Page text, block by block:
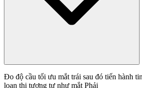
Đo độ cầu tối ưu mắt trái sau đó tiến hành
loạn thị tương tự như mắt Phải